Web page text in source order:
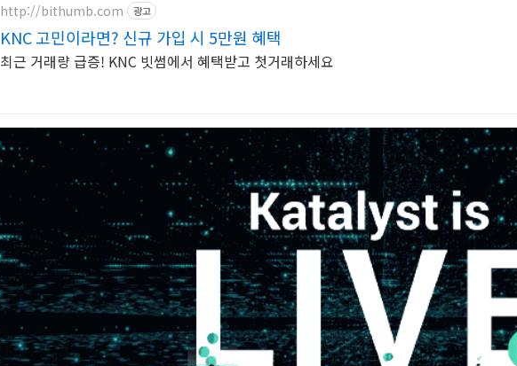
http://bithumb.com 광고
KNC 고민이라면? 신규 가입 시 5만원 혜택
최근 거래량 급증! KNC 빗썸에서 혜택받고 첫거래하세요